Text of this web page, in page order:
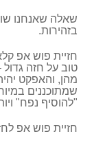
שאלה שאנחנו
בזהירות.
חזיית פוש אפ
טוב על חזה גדול
מהן, והאפקט
שמתוכננים
"להוסיף נפח"
חזיית פוש אפ